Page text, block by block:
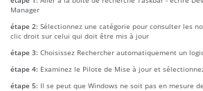
Manager
étape 2: Sélectionnez une catégorie pour consulter les
clic droit sur celui qui doit être mis à jour
étape 3: Choisissez Rechercher automatiquement un
étape 4: Examinez le Pilote de Mise à jour et
étape 5: Il se peut que Windows ne soit pas en mesure